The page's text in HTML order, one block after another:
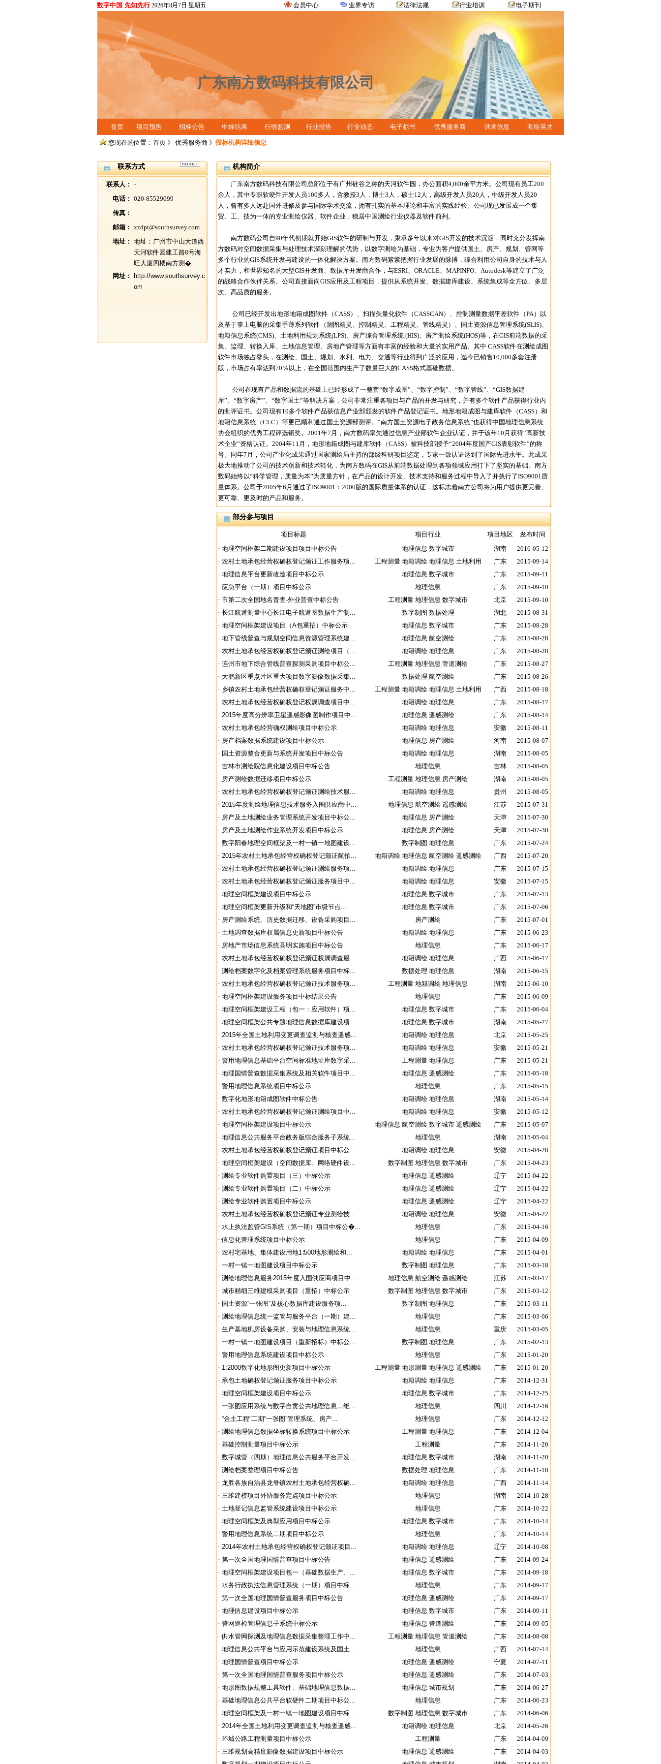
数字中国 先知先行 2026年8月7日 星期五 会员中心 业界专访 法律法规 行业培训 电子期刊
广东南方数码科技有限公司
首页 项目预告 招标公告 中标结果 行情监测 行业报告 行业动态 电子标书 优秀服务商 供求信息 测绘英才
您现在的位置：首页 》 优秀服务商 》 投标机构详细信息
联系方式
联系人： -
电话： 020-85529099
传真：
邮箱： xzdpt@southsurvey.com
地址： 地址：广州市中山大道西
天河软件园建工路8号海
旺大厦四楼南方测�
网址：
http://www.southsurvey.c
om
机构简介
广东南方数码科技有限公司总部位于有广州硅谷之称的天河软件园，办公面积4,000余平方米。公司现有员工200
余人，其中专职软硬件开发人员100多人，含教授3人，博士3人，硕士12人，高级开发人员20人，中级开发人员20
人，曾有多人远赴国外进修及参与国际学术交流，拥有扎实的基本理论和丰富的实践经验。公司现已发展成一个集
贸、工、技为一体的专业测绘仪器、软件企业，稳居中国测绘行业仪器及软件前列。
南方数码公司自90年代初期就开始GIS软件的研制与开发，秉承多年以来对GIS开发的技术沉淀，同时充分发挥南
方数码对空间数据采集与处理技术深刻理解的优势，以数字测绘为基础，专业为客户提供国土、房产、规划、管网等
多个行业的GIS系统开发与建设的一体化解决方案。南方数码紧紧把握行业发展的脉搏，综合利用公司自身的技术与人
才实力，和世界知名的大型GIS开发商、数据库开发商合作，与ESRI、ORACLE、MAPINFO、Autodesk等建立了广泛
的战略合作伙伴关系。公司直接面向GIS应用及工程项目，提供从系统开发、数据建库建设、系统集成等全方位、多层
次、高品质的服务。
公司已经开发出地形地籍成图软件（CASS）、扫描矢量化软件（CASSCAN）、控制测量数据平差软件（PA）以
及基于掌上电脑的采集手薄系列软件（测图精灵、控制精灵、工程精灵、管线精灵）、国土资源信息管理系统(SLIS)、
地籍信息系统(CMS)、土地利用规划系统(LPS)、房产综合管理系统 (HIS)、房产测绘系统(HOS)等，在GIS前端数据的采
集、监理、转换入库、土地信息管理、房地产管理等方面有丰富的经验和大量的实用产品。其中 CASS软件在测绘成图
软件市场独占鳌头，在测绘、国土、规划、水利、电力、交通等行业得到广泛的应用，迄今已销售10,000多套注册
版，市场占有率达到70％以上，在全国范围内生产了数量巨大的CASS格式基础数据。
公司在现有产品和数据流的基础上已经形成了一整套“数字成图”、“数字控制”、“数字管线”、“GIS数据建
库”、“数字房产”、“数字国土”等解决方案，公司非常注重各项目与产品的开发与研究，并有多个软件产品获得行业内
的测评证书。公司现有10多个软件产品获信息产业部颁发的软件产品登记证书。地形地籍成图与建库软件（CASS）和
地籍信息系统（CLC）等更已顺利通过国土资源部测评。“南方国土资源电子政务信息系统”也获得中国地理信息系统
协会组织的优秀工程评选铜奖。2001年7月，南方数码率先通过信息产业部软件企业认证，并于该年10月获得“高新技
术企业”资格认证。2004年11月，地形地籍成图与建库软件（CASS）被科技部授予“2004年度国产GIS表彰软件”的称
号。同年7月，公司产业化成果通过国家测绘局主持的部级科研项目鉴定，专家一致认证达到了国际先进水平。此成果
极大地推动了公司的技术创新和技术转化，为南方数码在GIS从前端数据处理到各项领域应用打下了坚实的基础。南方
数码始终以“科学管理，质量为本”为质量方针，在产品的设计开发、技术支持和服务过程中导入了并执行了ISO9001质
量体系。公司于2005年6月通过了ISO9001：2000版的国际质量体系的认证，这标志着南方公司将为用户提供更完善、
更可靠、更及时的产品和服务。
部分参与项目
项目标题 项目行业 项目地区
发布时间
· 地理空间框架二期建设项目项目中标公告 地理信息 数字城市 湖南
2016-05-12
· 农村土地承包经营权确权登记颁证工作服务项... 工程测量 地籍调绘 地理信息 土地利用 广东
2015-09-14
· 地理信息平台更新改造项目中标公示 地理信息 数字城市 广东
2015-09-11
· 应急平台（一期）项目中标公示 地理信息 广东
2015-09-10
· 市第二次全国地名普查-外业普查中标公告 工程测量 地理信息 数字城市 北京
2015-09-10
· 长江航道测量中心长江电子航道图数据生产制... 数字制图 数据处理 湖北
2015-08-31
· 地理空间框架建设项目（A包重招）中标公示 地理信息 数字城市 广东
2015-08-28
· 地下管线普查与规划空间信息资源管理系统建... 地理信息 航空测绘 广东
2015-08-28
· 农村土地承包经营权确权登记颁证测绘项目（... 地籍调绘 地理信息 广东
2015-08-28
· 连州市地下综合管线普查探测采购项目中标公... 工程测量 地理信息 管道测绘 广东
2015-08-27
· 大鹏新区重点片区重大项目数字影像数据采集... 数据处理 航空测绘 广东
2015-08-26
· 乡镇农村土地承包经营权确权登记颁证服务中... 工程测量 地籍调绘 地理信息 土地利用 广西
2015-08-18
· 农村土地承包经营权确权登记权属调查项目中... 地籍调绘 地理信息 广东
2015-08-17
· 2015年度高分辨率卫星遥感影像图制作项目中... 地理信息 遥感测绘 广东
2015-08-14
· 农村土地承包经营确权测绘项目中标公示 地籍调绘 地理信息 安徽
2015-08-11
· 房产档案数据系统建设项目中标公示 地理信息 房产测绘 河南
2015-08-07
· 国土资源整合更新与系统开发项目中标公告 地籍调绘 地理信息 湖南
2015-08-05
· 吉林市测绘院信息化建设项目中标公告 地理信息 吉林
2015-08-05
· 房产测绘数据迁移项目中标公示 工程测量 地理信息 房产测绘 湖南
2015-08-05
· 农村土地承包经营权确权登记颁证测绘技术服... 地籍调绘 地理信息 贵州
2015-08-05
· 2015年度测绘地理信息技术服务入围供应商中... 地理信息 航空测绘 遥感测绘 江苏
2015-07-31
· 房产及土地测绘业务管理系统开发项目中标公... 地理信息 房产测绘 天津
2015-07-30
· 房产及土地测绘作业系统开发项目中标公示 地理信息 房产测绘 天津
2015-07-30
· 数字阳春地理空间框架及一村一镇一地图建设... 数字制图 地理信息 广东
2015-07-24
· 2015年农村土地承包经营权确权登记颁证航拍... 地籍调绘 地理信息 航空测绘 遥感测绘 广西
2015-07-20
· 农村土地承包经营权确权登记颁证测绘服务项... 地籍调绘 地理信息 广东
2015-07-15
· 农村土地承包经营权确权登记颁证服务项目中... 地籍调绘 地理信息 安徽
2015-07-15
· 地理空间框架建设项目中标公示 地理信息 数字城市 广东
2015-07-13
· 地理空间框架更新升级和“天地图”市级节点... 地理信息 数字城市 广东
2015-07-06
· 房产测绘系统、历史数据迁移、设备采购项目... 房产测绘 广东
2015-07-01
· 土地调查数据库权属信息更新项目中标公告 地籍调绘 地理信息 广东
2015-06-23
· 房地产市场信息系统高明实施项目中标公告 地理信息 广东
2015-06-17
· 农村土地承包经营权确权登记颁证权属调查服... 地籍调绘 地理信息 广西
2015-06-17
· 测绘档案数字化及档案管理系统服务项目中标... 数据处理 地理信息 湖南
2015-06-15
· 农村土地承包经营权确权登记颁证技术服务项... 工程测量 地籍调绘 地理信息 湖南
2015-06-10
· 地理空间框架建设服务项目中标结果公告 地理信息 广东
2015-06-09
· 地理空间框架建设工程（包一：应用软件）项... 地理信息 数字城市 广东
2015-06-04
· 地理空间框架公共专题地理信息数据库建设项... 地理信息 数字城市 湖南
2015-05-27
· 2015年全国土地利用变更调查监测与核查遥感... 地籍调绘 地理信息 北京
2015-05-25
· 农村土地承包经营权确权登记颁证技术服务项... 地籍调绘 地理信息 安徽
2015-05-21
· 警用地理信息基础平台空间标准地址库数字采... 工程测量 地理信息 广东
2015-05-21
· 地理国情普查数据采集系统及相关软件项目中... 地理信息 遥感测绘 广东
2015-05-18
· 警用地理信息系统项目中标公示 地理信息 广东
2015-05-15
· 数字化地形地籍成图软件中标公告 地籍调绘 地理信息 湖南
2015-05-14
· 农村土地承包经营权确权登记颁证测绘项目中... 地籍调绘 地理信息 安徽
2015-05-12
· 地理空间框架建设项目中标公示 地理信息 航空测绘 数字城市 遥感测绘 广东
2015-05-07
· 地理信息公共服务平台政务版综合服务子系统... 地理信息 湖南
2015-05-04
· 农村土地承包经营权确权登记颁证项目中标公... 地籍调绘 地理信息 安徽
2015-04-28
· 地理空间框架建设（空间数据库、网络硬件设... 数字制图 地理信息 数字城市 广东
2015-04-23
· 测绘专业软件购置项目（三）中标公示 地理信息 遥感测绘 辽宁
2015-04-22
· 测绘专业软件购置项目（二）中标公示 地理信息 遥感测绘 辽宁
2015-04-22
· 测绘专业软件购置项目中标公示 地理信息 遥感测绘 辽宁
2015-04-22
· 农村土地承包经营权确权登记颁证专业测绘技... 地籍调绘 地理信息 安徽
2015-04-22
· 水上执法监管GIS系统（第一期）项目中标公�... 地理信息 广东
2015-04-16
· 信息化管理系统项目中标公示 地理信息 广东
2015-04-09
· 农村宅基地、集体建设用地1∶500地形测绘和... 地籍调绘 地理信息 广东
2015-04-01
· 一村一镇一地图建设项目中标公示 数字制图 地理信息 广东
2015-03-18
· 测绘地理信息服务2015年度入围供应商项目中... 地理信息 航空测绘 遥感测绘 江苏
2015-03-17
· 城市精细三维建模采购项目（重招）中标公示 数字制图 地理信息 数字城市 广东
2015-03-12
· 国土资源“一张图”及核心数据库建设服务项... 数字制图 地理信息 广东
2015-03-11
· 测绘地理信息统一监管与服务平台（一期）建... 地理信息 广东
2015-03-06
· 生产基地机房设备采购、安装与地理信息系统... 地理信息 重庆
2015-03-05
· 一村一镇一地图建设项目（重新招标）中标公... 数字制图 地理信息 广东
2015-02-13
· 警用地理信息系统建设项目中标公示 地理信息 广东
2015-01-20
· 1:2000数字化地形图更新项目中标公示 工程测量 地形测量 地理信息 遥感测绘 广东
2015-01-20
· 承包土地确权登记颁证服务项目中标公示 地籍调绘 地理信息 广东
2014-12-31
· 地理空间框架建设项目中标公示 地理信息 数字城市 广东
2014-12-25
· 一张图应用系统与数字自贡公共地理信息二维... 地理信息 四川
2014-12-16
· “金土工程”二期“一张图”管理系统、房产... 地理信息 广东
2014-12-12
· 测绘地理信息数据坐标转换系统项目中标公示 工程测量 地理信息 广东
2014-12-04
· 基础控制测量项目中标公示 工程测量 广东
2014-11-20
· 数字城管（四期）地理信息公共服务平台开发... 地理信息 数字城市 湖南
2014-11-20
· 测绘档案整理项目中标公告 数据处理 地理信息 广东
2014-11-18
· 龙胜各族自治县龙脊镇农村土地承包经营权确... 地籍调绘 地理信息 广西
2014-11-14
· 三维建模项目外协服务定点项目中标公示 地理信息 湖南
2014-10-28
· 土地登记信息监管系统建设项目中标公示 地理信息 广东
2014-10-22
· 地理空间框架及典型应用项目中标公示 地理信息 数字城市 广东
2014-10-14
· 警用地理信息系统二期项目中标公示 地理信息 广东
2014-10-14
· 2014年农村土地承包经营权确权登记颁证项目... 地籍调绘 地理信息 辽宁
2014-10-08
· 第一次全国地理国情普查项目中标公告 地理信息 遥感测绘 广东
2014-09-24
· 地理空间框架建设项目包一（基础数据生产、... 地理信息 数字城市 广东
2014-09-18
· 水务行政执法信息管理系统（一期）项目中标... 地理信息 广东
2014-09-17
· 第一次全国地理国情普查服务项目中标公告 地理信息 遥感测绘 广东
2014-09-17
· 地理信息建设项目中标公示 地理信息 数字城市 广东
2014-09-11
· 管网巡检管理信息子系统中标公示 地理信息 管道测绘 广东
2014-09-05
· 供水管网探测及地理信息数据采集整理工作中... 工程测量 地理信息 管道测绘 广东
2014-08-08
· 地理信息公共平台与应用示范建设系统及国土... 地理信息 广西
2014-07-14
· 地理国情普查项目中标公示 地理信息 遥感测绘 宁夏
2014-07-11
· 第一次全国地理国情普查服务项目中标公示 地理信息 遥感测绘 广东
2014-07-03
· 地形图数据规整工具软件、基础地理信息数据... 地理信息 城市规划 广东
2014-06-27
· 基础地理信息公共平台软硬件二期项目中标公... 地理信息 广东
2014-06-23
· 地理空间框架及一村一镇一地图建设项目中标... 数字制图 地理信息 数字城市 广东
2014-06-06
· 2014年全国土地利用变更调查监测与核查遥感... 地籍调绘 地理信息 北京
2014-05-26
· 环城公路工程测量项目中标公示 工程测量 广东
2014-04-09
· 三维规划高精度影像数据建设项目中标公示 地理信息 遥感测绘 广东
2014-04-03